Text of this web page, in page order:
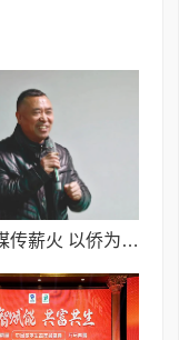
以诗为媒传薪火 以侨为桥续华章